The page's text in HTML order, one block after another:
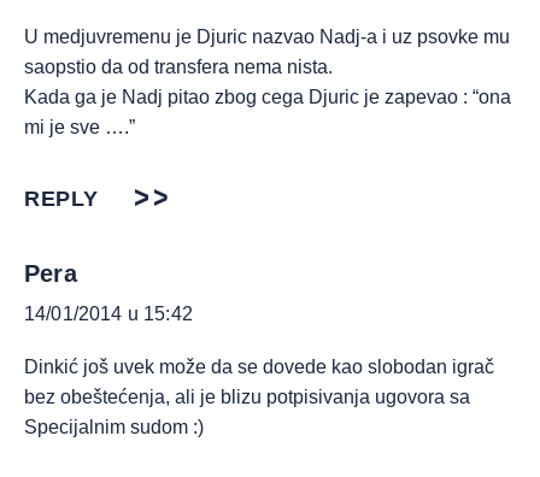
U medjuvremenu je Djuric nazvao Nadj-a i uz psovke mu
saopstio da od transfera nema nista.
Kada ga je Nadj pitao zbog cega Djuric je zapevao : “ona
mi je sve ….”
REPLY
Pera
14/01/2014 u 15:42
Dinkić još uvek može da se dovede kao slobodan igrač
bez obeštećenja, ali je blizu potpisivanja ugovora sa
Specijalnim sudom :)